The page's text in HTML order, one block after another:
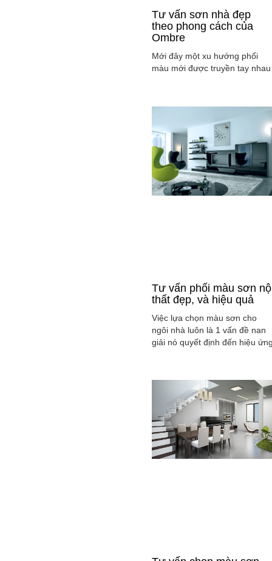
Tư vấn sơn nhà đẹp
theo phong cách của
Ombre
Mới đây một xu hướng phối
màu mới được truyền tay nhau
Ombre, cách phối màu sắc tinh
tế sao cho màu sắc chuyển
từ tông nhạt sang đậm, từ
sang tối hay ngược lại. Cùng
tìm hiểu phong các này qua
việc ...
Tư vấn phối màu sơn
thất đẹp, và hiệu quả
Việc lựa chọn màu sơn cho
ngôi nhà luôn là 1 vấn đề nan
giải nó quyết định đến hiệu
của gia đình bạn.